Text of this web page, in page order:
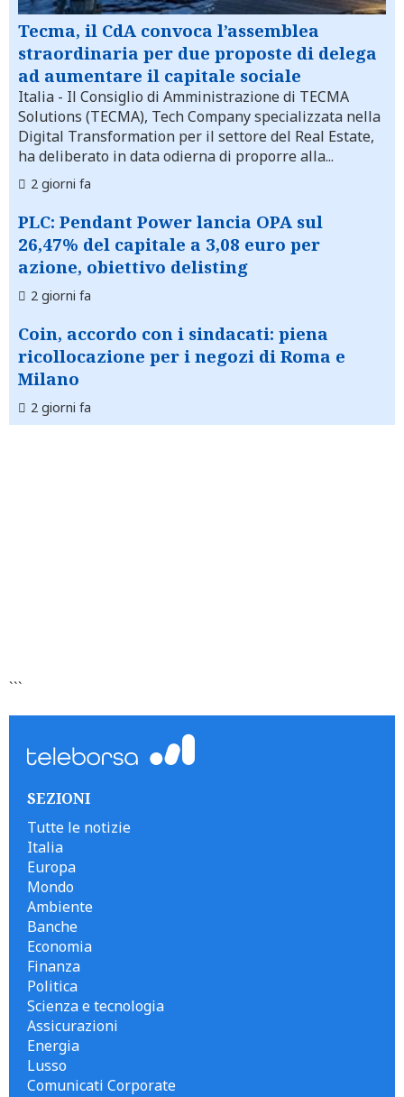
Tecma, il CdA convoca l’assemblea
straordinaria per due proposte di delega
ad aumentare il capitale sociale
Italia - Il Consiglio di Amministrazione di TECMA
Solutions (TECMA), Tech Company specializzata nella
Digital Transformation per il settore del Real Estate,
ha deliberato in data odierna di proporre alla...
2 giorni fa
PLC: Pendant Power lancia OPA sul
26,47% del capitale a 3,08 euro per
azione, obiettivo delisting
2 giorni fa
Coin, accordo con i sindacati: piena
ricollocazione per i negozi di Roma e
Milano
2 giorni fa
```
SEZIONI
Tutte le notizie
Italia
Europa
Mondo
Ambiente
Banche
Economia
Finanza
Politica
Scienza e tecnologia
Assicurazioni
Energia
Lusso
Comunicati Corporate